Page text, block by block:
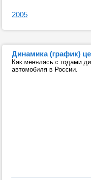
2005
Динамика (график)
Как менялась с годами
автомобиля в России.